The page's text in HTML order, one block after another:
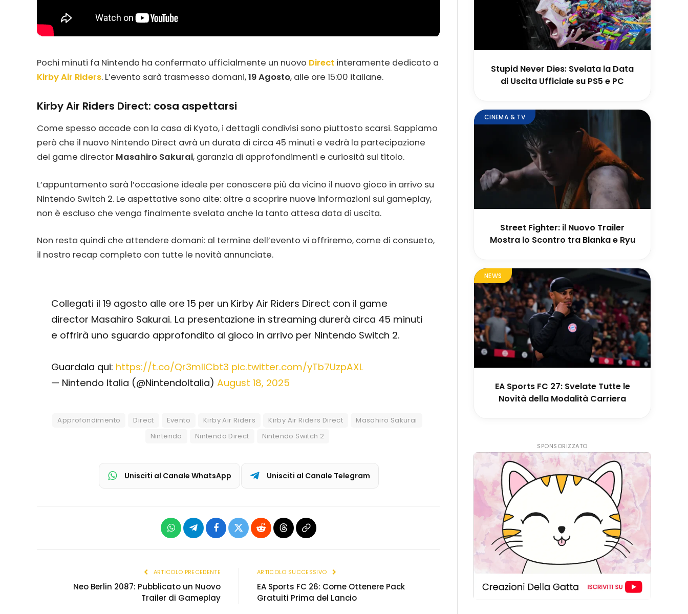
Pochi minuti fa Nintendo ha confermato ufficialmente un nuovo Direct interamente dedicato a
Kirby Air Riders. L’evento sarà trasmesso domani,19 Agosto, alle ore 15:00 italiane.
Kirby Air Riders Direct: cosa aspettarsi
Come spesso accade con la casa di Kyoto, i dettagli condivisi sono piuttosto scarsi. Sappiamo
però che il nuovo Nintendo Direct avrà un durata di circa 45 minuti e vedrà la partecipazione
del game director Masahiro Sakurai, garanzia di approfondimenti e curiosità sul titolo.
L’appuntamento sarà l’occasione ideale per conoscere più da vicino il nuovo gioco in arrivo su
Nintendo Switch 2. Le aspettative sono alte: oltre a scoprire nuove informazioni sul gameplay,
non è escluso che venga finalmente svelata anche la tanto attesa data di uscita.
Non resta quindi che attendere domani: al termine dell’evento vi offriremo, come di consueto,
il nostro recap completo con tutte le novità annunciate.
Collegati il 19 agosto alle ore 15 per un Kirby Air Riders Direct con il game
director Masahiro Sakurai. La presentazione in streaming durerà circa 45 minuti
e offrirà uno sguardo approfondito al gioco in arrivo per Nintendo Switch 2.
Guardala qui: https://t.co/Qr3mIlCbt3 pic.twitter.com/yTb7UzpAXL
— Nintendo Italia (@NintendoItalia) August 18, 2025
Approfondimento Direct Evento Kirby Air Riders Kirby Air Riders Direct
Masahiro Sakurai
Nintendo
Nintendo Direct Nintendo Switch 2
Unisciti al Canale WhatsApp Unisciti al Canale Telegram
WhatsAppTelegramFacebook
X
RedditThreadsCopia
ARTICOLO PRECEDENTE
Neo Berlin 2087: Pubblicato un Nuovo
Trailer di Gameplay
ARTICOLO SUCCESSIVO
EA Sports FC 26: Come Ottenere Pack
Gratuiti Prima del Lancio
Stupid Never Dies: Svelata la Data
di Uscita Ufficiale su PS5 e PC
CINEMA & TV
Street Fighter: il Nuovo Trailer
Mostra lo Scontro tra Blanka e Ryu
NEWS
EA Sports FC 27: Svelate Tutte le
Novità della Modalità Carriera
SPONSORIZZATO